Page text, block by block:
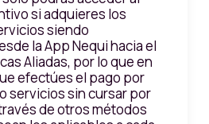
si adquieres los
siendo
la App Nequi hacia el
Aliadas, por lo que en
efectúes el pago por
servicios sin cursar por
de otros métodos